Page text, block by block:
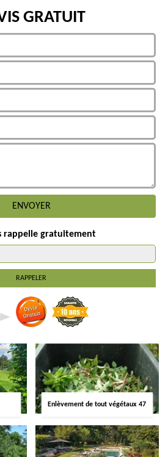
GRATUIT
rappelle gratuitement
Enlèvement de tout végétaux 47